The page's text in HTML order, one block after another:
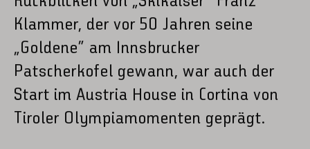
Klammer, der vor 50 Jahren seine
„Goldene“ am Innsbrucker
Patscherkofel gewann, war auch der
Start im Austria House in Cortina von
Tiroler Olympiamomenten geprägt.